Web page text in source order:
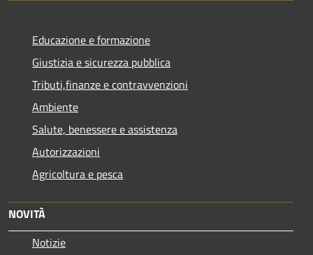
Educazione e formazione
Giustizia e sicurezza pubblica
Tributi,finanze e contravvenzioni
Ambiente
Salute, benessere e assistenza
Autorizzazioni
Agricoltura e pesca
NOVITÀ
Notizie